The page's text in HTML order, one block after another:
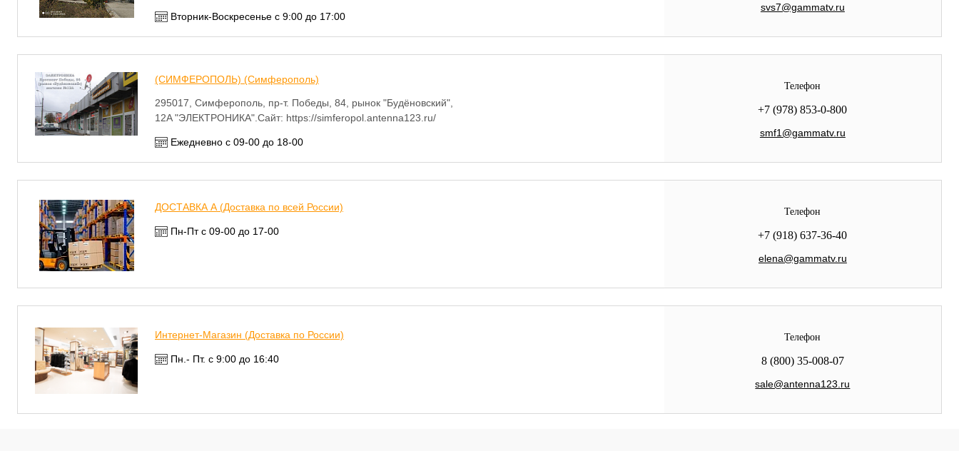
Вторник-Воскресенье с 9:00 до 17:00
svs7@gammatv.ru
(СИМФЕРОПОЛЬ) (Симферополь)
295017, Симферополь, пр-т. Победы, 84, рынок "Будёновский",
12A "ЭЛЕКТРОНИКА".Сайт: https://simferopol.antenna123.ru/
Ежедневно с 09-00 до 18-00
Телефон
+7 (978) 853-0-800
smf1@gammatv.ru
ДОСТАВКА А (Доставка по всей России)
Пн-Пт с 09-00 до 17-00
Телефон
+7 (918) 637-36-40
elena@gammatv.ru
Интернет-Магазин (Доставка по России)
Пн.- Пт. с 9:00 до 16:40
Телефон
8 (800) 35-008-07
sale@antenna123.ru